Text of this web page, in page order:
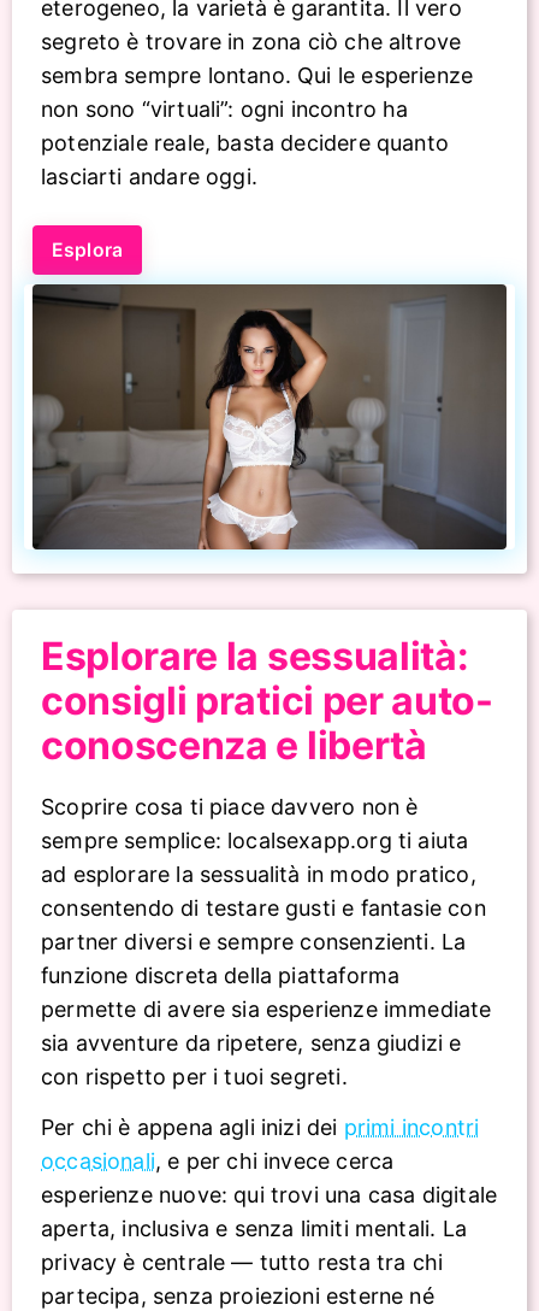
eterogeneo, la varietà è garantita. Il vero
segreto è trovare in zona ciò che altrove
sembra sempre lontano. Qui le esperienze
non sono “virtuali”: ogni incontro ha
potenziale reale, basta decidere quanto
lasciarti andare oggi.
Esplora
Esplorare la sessualità:
consigli pratici per auto-
conoscenza e libertà
Scoprire cosa ti piace davvero non è
sempre semplice: localsexapp.org ti aiuta
ad esplorare la sessualità in modo pratico,
consentendo di testare gusti e fantasie con
partner diversi e sempre consenzienti. La
funzione discreta della piattaforma
permette di avere sia esperienze immediate
sia avventure da ripetere, senza giudizi e
con rispetto per i tuoi segreti.
Per chi è appena agli inizi dei primi incontri
occasionali, e per chi invece cerca
esperienze nuove: qui trovi una casa digitale
aperta, inclusiva e senza limiti mentali. La
privacy è centrale — tutto resta tra chi
partecipa, senza proiezioni esterne né